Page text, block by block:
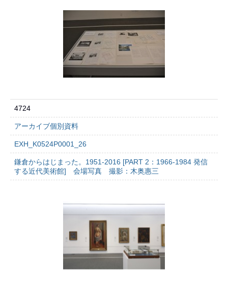
4724
アーカイブ個別資料
EXH_K0524P0001_26
鎌倉からはじまった。1951-2016 [PART 2：1966-1984 発信
する近代美術館] 会場写真 撮影：木奥惠三